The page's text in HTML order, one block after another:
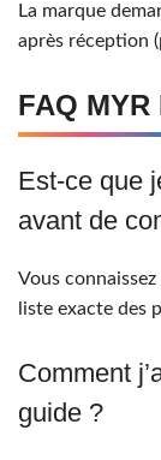
La marque
après réception
FAQ
Est-ce que
avant de
Vous connaissez
liste exacte des
Comment
guide ?